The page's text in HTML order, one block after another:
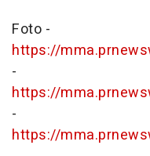
Foto -
https://
-
https://
-
https://